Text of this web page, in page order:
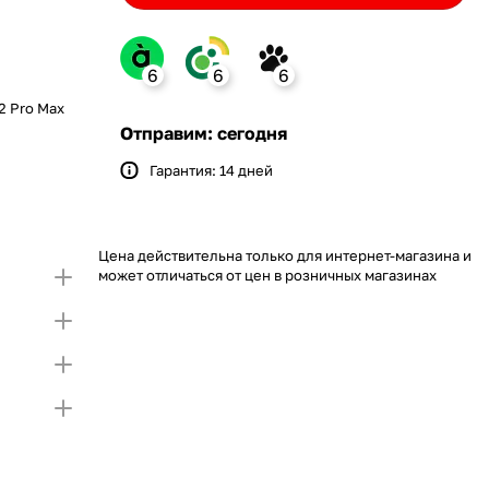
Pro Max
6 6
части платежа и Первого
6
monobank
сумму нужно внести Первым взносом
Отправим: сегодня
Гарантия: 14 дней
Цена действительна только для интернет-магазина и
может отличаться от цен в розничных магазинах